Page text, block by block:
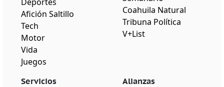
Afición Saltillo
Tech
Motor
Vida
Juegos
Coahuila Natural
Tribuna Política
V+List
Servicios Alianzas